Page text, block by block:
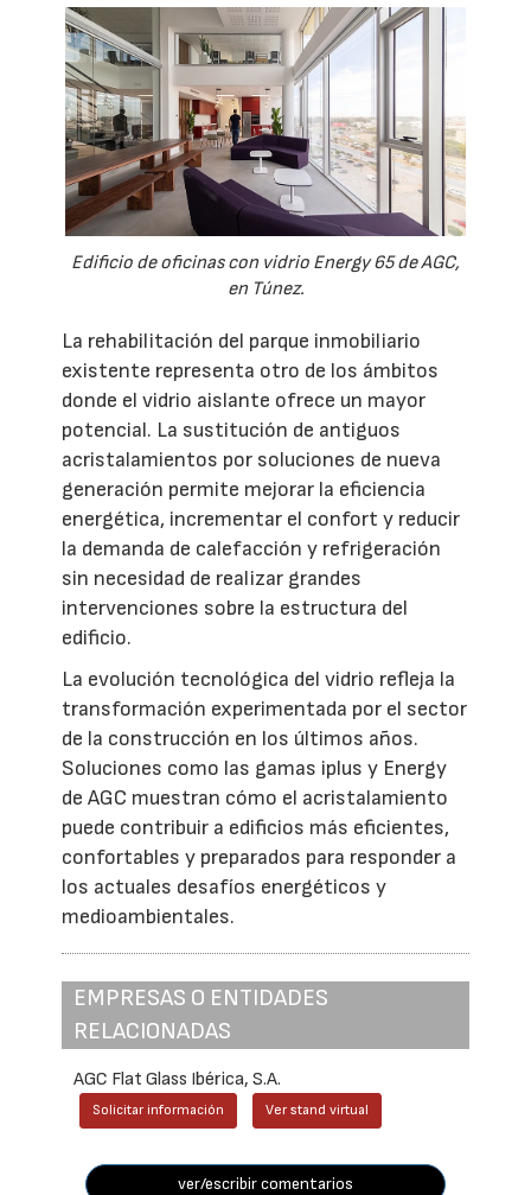
Edificio de oficinas con vidrio Energy 65 de AGC,
en Túnez.
La rehabilitación del parque inmobiliario
existente representa otro de los ámbitos
donde el vidrio aislante ofrece un mayor
potencial. La sustitución de antiguos
acristalamientos por soluciones de nueva
generación permite mejorar la eficiencia
energética, incrementar el confort y reducir
la demanda de calefacción y refrigeración
sin necesidad de realizar grandes
intervenciones sobre la estructura del
edificio.
La evolución tecnológica del vidrio refleja la
transformación experimentada por el sector
de la construcción en los últimos años.
Soluciones como las gamas iplus y Energy
de AGC muestran cómo el acristalamiento
puede contribuir a edificios más eficientes,
confortables y preparados para responder a
los actuales desafíos energéticos y
medioambientales.
EMPRESAS O ENTIDADES
RELACIONADAS
AGC Flat Glass Ibérica, S.A.
Solicitar información Ver stand virtual
ver/escribir comentarios